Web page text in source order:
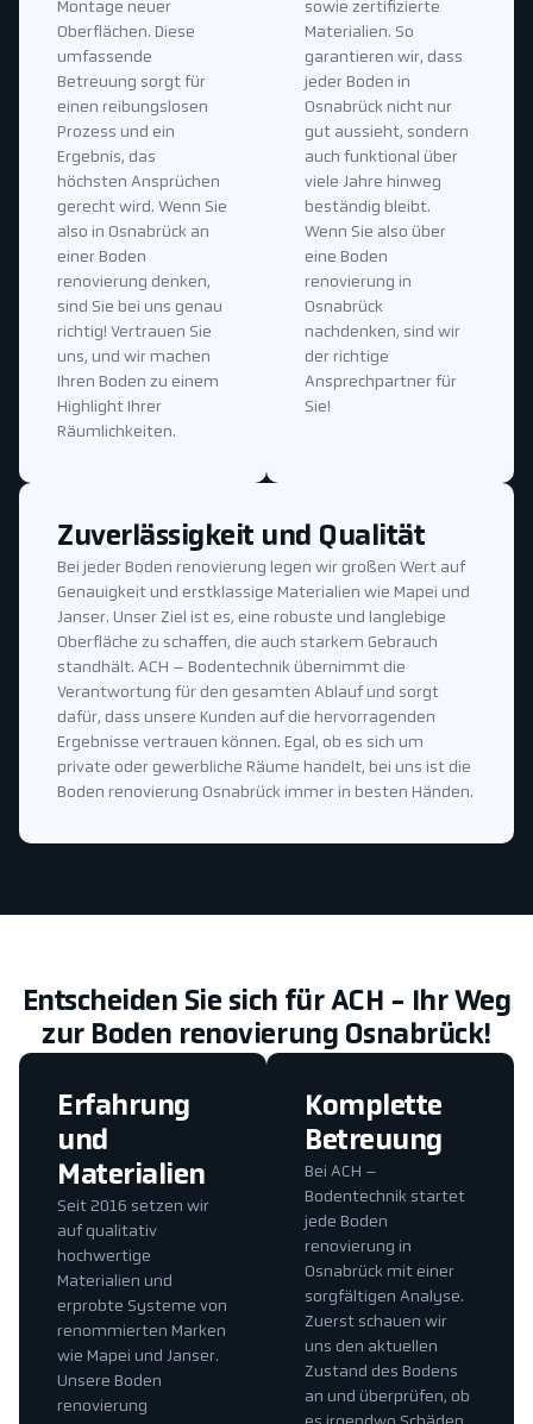
sowie zertifizierte
Materialien. So
garantieren wir, dass
jeder Boden in
Osnabrück nicht nur
gut aussieht, sondern
auch funktional über
viele Jahre hinweg
beständig bleibt.
Wenn Sie also über
eine Boden
renovierung in
Osnabrück
nachdenken, sind wir
der richtige
Ansprechpartner für
Sie!
Montage neuer
Oberflächen. Diese
umfassende
Betreuung sorgt für
einen reibungslosen
Prozess und ein
Ergebnis, das
höchsten Ansprüchen
gerecht wird. Wenn Sie
also in Osnabrück an
einer Boden
renovierung denken,
sind Sie bei uns genau
richtig! Vertrauen Sie
uns, und wir machen
Ihren Boden zu einem
Highlight Ihrer
Räumlichkeiten.
Zuverlässigkeit und Qualität
Bei jeder Boden renovierung legen wir großen Wert auf
Genauigkeit und erstklassige Materialien wie Mapei und
Janser. Unser Ziel ist es, eine robuste und langlebige
Oberfläche zu schaffen, die auch starkem Gebrauch
standhält. ACH – Bodentechnik übernimmt die
Verantwortung für den gesamten Ablauf und sorgt
dafür, dass unsere Kunden auf die hervorragenden
Ergebnisse vertrauen können. Egal, ob es sich um
private oder gewerbliche Räume handelt, bei uns ist die
Boden renovierung Osnabrück immer in besten Händen.
Entscheiden Sie sich für ACH - Ihr Weg
zur Boden renovierung Osnabrück!
Komplette
Betreuung
Bei ACH –
Bodentechnik startet
jede Boden
renovierung in
Osnabrück mit einer
sorgfältigen Analyse.
Zuerst schauen wir
uns den aktuellen
Zustand des Bodens
an und überprüfen, ob
Erfahrung
und
Materialien
Seit 2016 setzen wir
auf qualitativ
hochwertige
Materialien und
erprobte Systeme von
renommierten Marken
wie Mapei und Janser.
Unsere Boden
renovierung